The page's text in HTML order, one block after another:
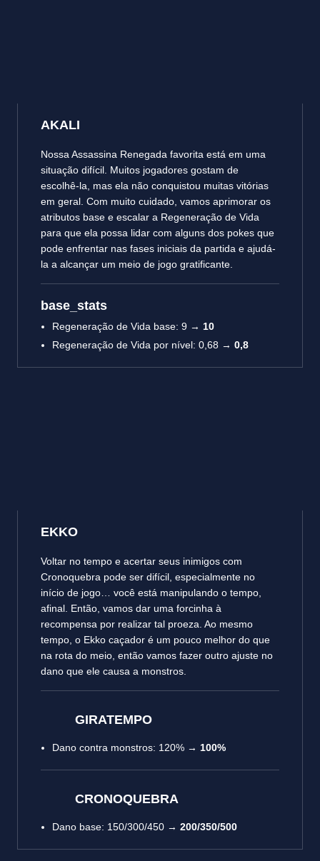
AKALI
Nossa Assassina Renegada favorita está em uma
situação difícil. Muitos jogadores gostam de
escolhê-la, mas ela não conquistou muitas vitórias
em geral. Com muito cuidado, vamos aprimorar os
atributos base e escalar a Regeneração de Vida
para que ela possa lidar com alguns dos pokes que
pode enfrentar nas fases iniciais da partida e ajudá-
la a alcançar um meio de jogo gratificante.
base_stats
Regeneração de Vida base: 9 → 10
Regeneração de Vida por nível: 0,68 → 0,8
EKKO
Voltar no tempo e acertar seus inimigos com
Cronoquebra pode ser difícil, especialmente no
início de jogo… você está manipulando o tempo,
afinal. Então, vamos dar uma forcinha à
recompensa por realizar tal proeza. Ao mesmo
tempo, o Ekko caçador é um pouco melhor do que
na rota do meio, então vamos fazer outro ajuste no
dano que ele causa a monstros.
GIRATEMPO
Dano contra monstros: 120% → 100%
CRONOQUEBRA
Dano base: 150/300/450 → 200/350/500